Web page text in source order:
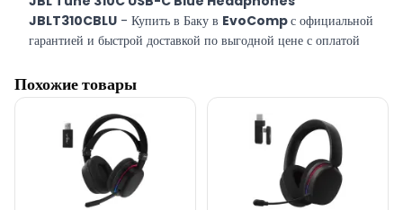
JBLT310CBLU - Купить в Баку в EvoCompс официальной
гарантией и быстрой доставкой по выгодной цене с оплатой
Похожие товары